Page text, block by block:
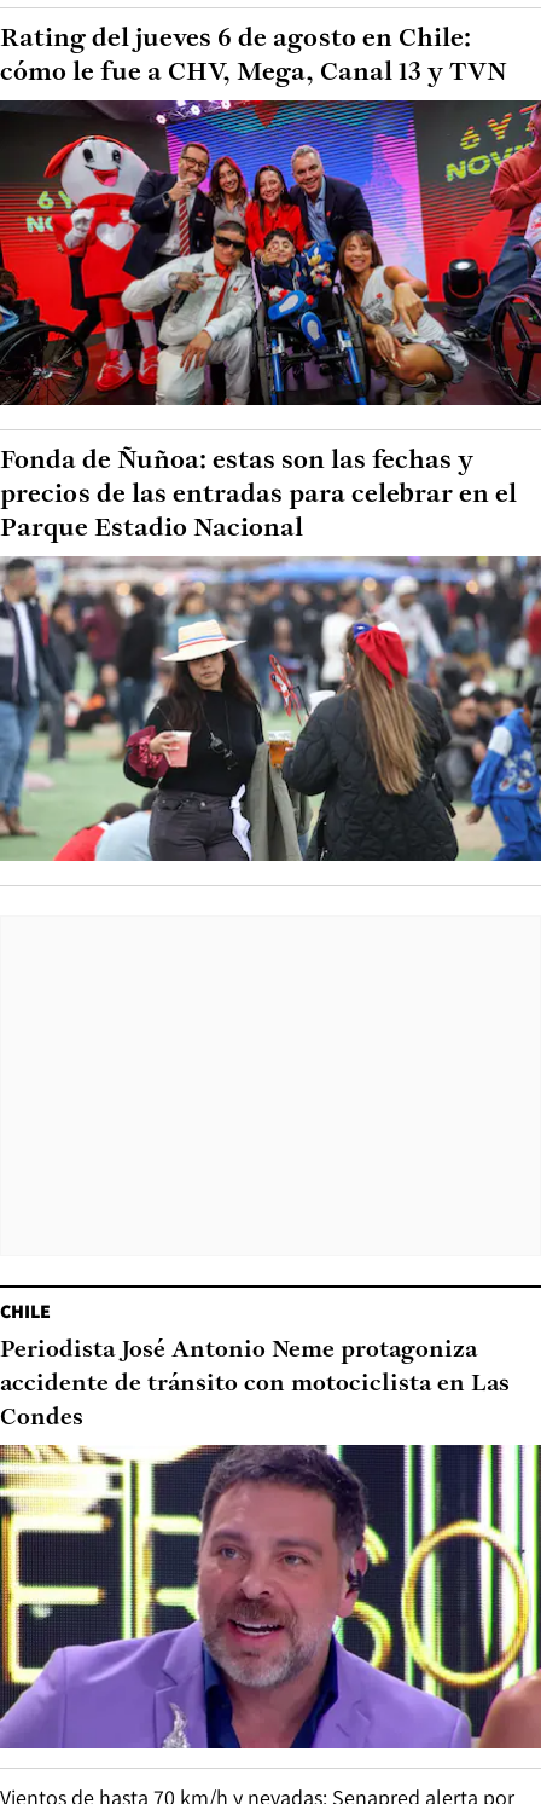
Rating del jueves 6 de agosto en Chile:
cómo le fue a CHV, Mega, Canal 13 y TVN
Fonda de Ñuñoa: estas son las fechas y
precios de las entradas para celebrar en el
Parque Estadio Nacional
CHILE
Periodista José Antonio Neme protagoniza
accidente de tránsito con motociclista en Las
Condes
Vientos de hasta 70 km/h y nevadas: Senapred alerta por